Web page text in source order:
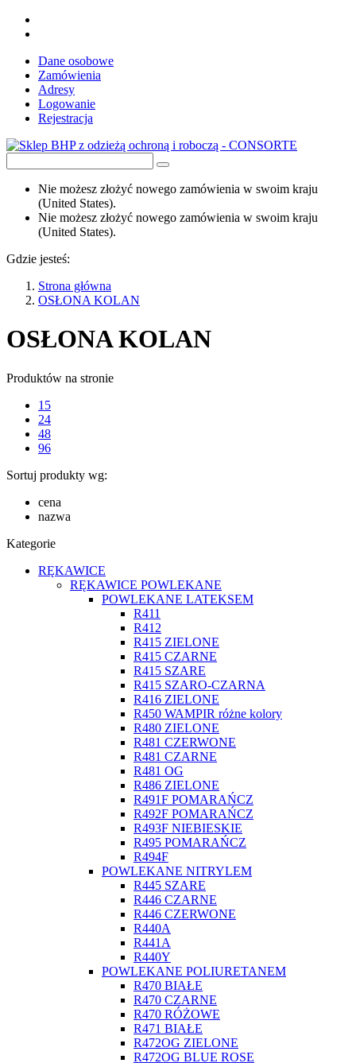
Dane osobowe
Zamówienia
Adresy
Logowanie
Rejestracja
Nie możesz złożyć nowego zamówienia w swoim kraju
(United States).
Nie możesz złożyć nowego zamówienia w swoim kraju
(United States).
Gdzie jesteś:
Strona główna
OSŁONA KOLAN
OSŁONA KOLAN
Produktów na stronie
15
24
48
96
Sortuj produkty wg:
cena
nazwa
Kategorie
RĘKAWICE
RĘKAWICE POWLEKANE
POWLEKANE LATEKSEM
R411
R412
R415 ZIELONE
R415 CZARNE
R415 SZARE
R415 SZARO-CZARNA
R416 ZIELONE
R450 WAMPIR różne kolory
R480 ZIELONE
R481 CZERWONE
R481 CZARNE
R481 OG
R486 ZIELONE
R491F POMARAŃCZ
R492F POMARAŃCZ
R493F NIEBIESKIE
R495 POMARAŃCZ
R494F
POWLEKANE NITRYLEM
R445 SZARE
R446 CZARNE
R446 CZERWONE
R440A
R441A
R440Y
POWLEKANE POLIURETANEM
R470 BIAŁE
R470 CZARNE
R470 RÓŻOWE
R471 BIAŁE
R472OG ZIELONE
R472OG BLUE ROSE